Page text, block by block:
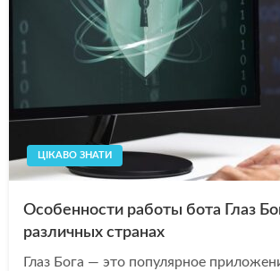
ЦІКАВО ЗНАТИ
Особенности работы бота Глаз
различных странах
Глаз Бога — это популярное